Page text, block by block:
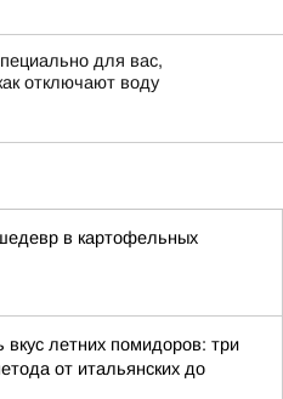
для вас,
отключают воду
в картофельных
вкус летних помидоров: три
от итальянских до